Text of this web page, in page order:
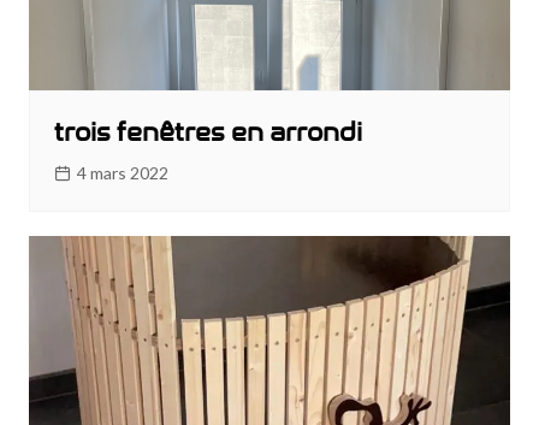
trois fenêtres en arrondi
4 mars 2022